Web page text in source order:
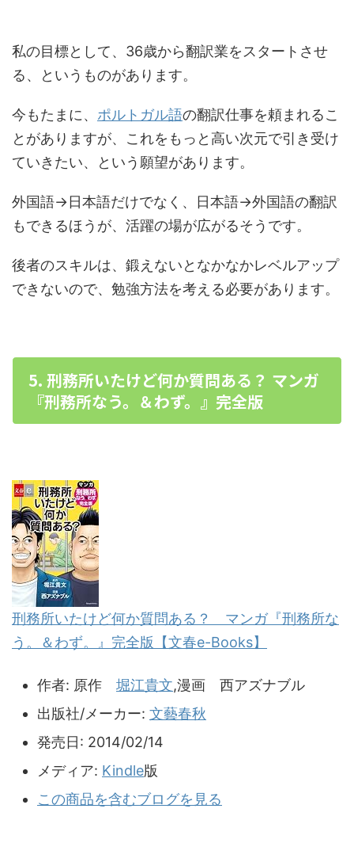
私の目標として、36歳から翻訳業をスタートさせ
る、というものがあります。
今もたまに、 ポルトガル語の翻訳仕事を頼まれるこ
とがありますが、これをもっと高い次元で引き受け
ていきたい、という願望があります。
外国語→日本語だけでなく、日本語→外国語の翻訳
もできるほうが、活躍の場が広がるそうです。
後者のスキルは、鍛えないとなかなかレベルアップ
できないので、勉強方法を考える必要があります。
5. 刑務所いたけど何か質問ある？ マンガ
『刑務所なう。＆わず。』完全版
刑務所いたけど何か質問ある？ マンガ『刑務所な
う。＆わず。』完全版【文春e-Books】
作者: 原作 堀江貴文,漫画 西アズナブル
出版社/メーカー: 文藝春秋
発売日: 2014/02/14
メディア: Kindle版
この商品を含むブログを見る